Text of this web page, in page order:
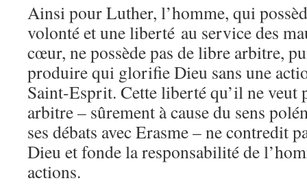
Ainsi pour Luther, l’homme, qui
volonté et une liberté au service des
cœur, ne possède pas de libre arbitre,
produire qui glorifie Dieu sans une
Saint-Esprit. Cette liberté qu’il ne veut
arbitre – sûrement à cause du sens
ses débats avec Erasme – ne contredit
Dieu et fonde la responsabilité de
actions.